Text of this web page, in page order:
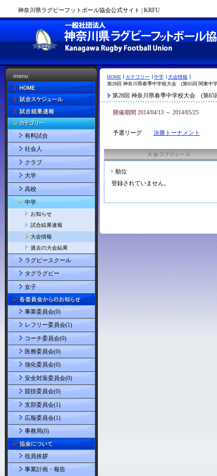
神奈川県ラグビーフットボール協会公式サイト | KRFU
HOME カテゴリー 中学
大会情報
第28回 神奈川県春季中学校大会 (第65回 関東中
第28回 神奈川県春季中学校大会 (第65
開催期間 2014/04/13 ～ 2014/05/25
予選リーグ 決勝トーナメント
順位
登録されていません。
有料試合
社会人
クラブ
大学
高校
中学
お知らせ
試合結果速報
大会情報
過去の大会結果
ラグビースクール
タグラグビー
女子
事業委員会(0)
レフリー委員会(1)
コーチ委員会(0)
医務委員会(0)
強化委員会(0)
安全対策委員会(0)
競技委員会(0)
支部委員会(1)
広報委員会(1)
事務局(0)
役員挨拶
事業計画・報告